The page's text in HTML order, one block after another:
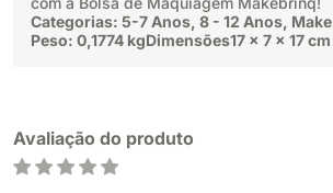
Categorias: 5-7 Anos, 8 - 12 Anos,
Peso: 0,1774 kgDimensões17 × 7 × 17 cm
Avaliação do produto